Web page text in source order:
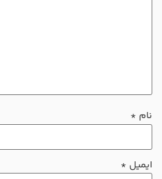
نام *
ایمیل *